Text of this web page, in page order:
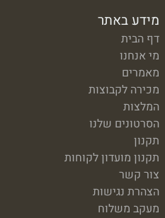
מידע באתר
דף הבית
מי אנחנו
מאמרים
מכירה לקבוצות
המלצות
הסרטונים שלנו
תקנון
תקנון מועדון לקוחות
צור קשר
הצהרת נגישות
מעקב משלוח